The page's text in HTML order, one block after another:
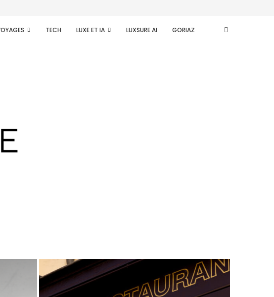
TECH LUXE ET IA LUXSURE AI GORIAZ